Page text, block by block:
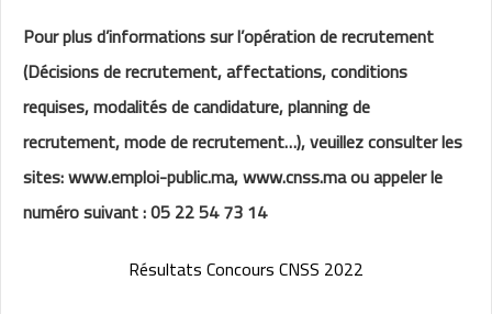
Pour plus d’informations sur l’opération de recrutement
(Décisions de recrutement, affectations, conditions
requises, modalités de candidature, planning de
recrutement, mode de recrutement…), veuillez consulter les
sites:www.emploi-public.ma,www.cnss.maou appeler le
numéro suivant : 05 22 54 73 14
Résultats Concours CNSS 2022